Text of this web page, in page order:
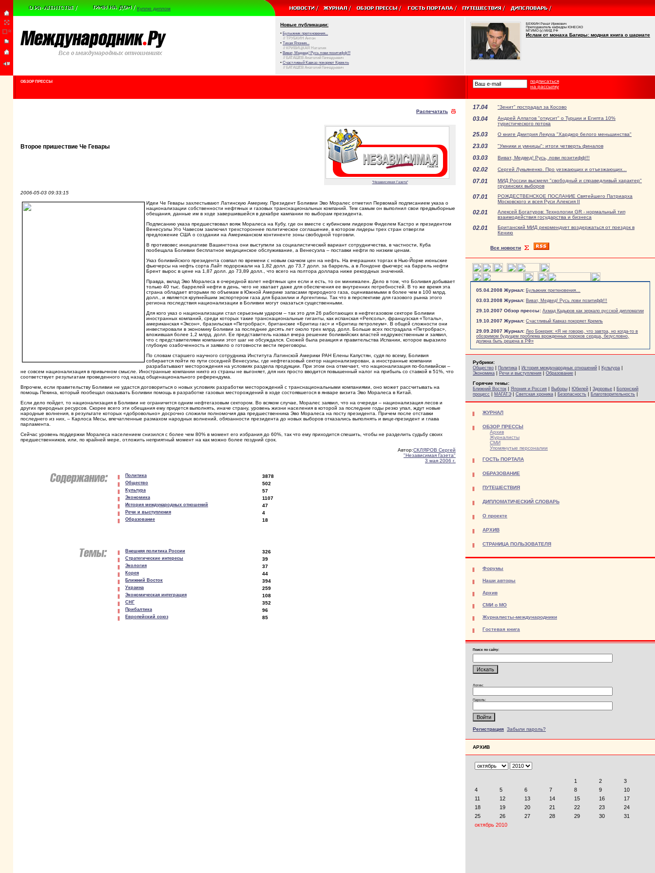
Куплю диплом
Новые публикации:
• Булыжник преткновения...
// ТРУБКИН Антон
• Тихая Япония...
// КРИВИЦКАЯ Наталия
• Виват, Медвед! Русь лови позитифф!!!
// БАТАШЕВ Анатолий Геннадьевич
• Счастливый Кавказ покоряет Кремль
// БАТАШЕВ Анатолий Геннадьевич
БЕККИН Ренат Ирикович
Преподаватель кафедры ЮНЕСКО
МГИМО (у) МИД РФ
Ислам от монаха Багиры: модная книга о шариате
ОБЗОР ПРЕССЫ
подписаться
на рассылку
Распечатать
Второе пришествие Че Гевары
"Независимая Газета"
2006-05-03 09:33:15
Идеи Че Гевары захлестывают Латинскую Америку. Президент Боливии Эво Моралес отметил Первомай подписанием указа о
национализации собственности нефтяных и газовых транснациональных компаний. Тем самым он выполнил свои предвыборные
обещания, данные им в ходе завершившейся в декабре кампании по выборам президента.
Подписанию указа предшествовал вояж Моралеса на Кубу, где он вместе с кубинским лидером Фиделем Кастро и президентом
Венесуэлы Уго Чавесом заключил трехстороннее политическое соглашение, в котором лидеры трех стран отвергли
предложение США о создании на Американском континенте зоны свободной торговли.
В противовес инициативе Вашингтона они выступили за социалистический вариант сотрудничества, в частности, Куба
пообещала Боливии бесплатное медицинское обслуживание, а Венесуэла – поставки нефти по низким ценам.
Указ боливийского президента совпал по времени с новым скачком цен на нефть. На вчерашних торгах в Нью-Йорке июньские
фьючерсы на нефть сорта Лайт подорожали на 1,82 долл. до 73,7 долл. за баррель, а в Лондоне фьючерс на баррель нефти
Брент вырос в цене на 1,87 долл. до 73,89 долл., что всего на полтора доллара ниже рекордных значений.
Правда, вклад Эво Моралеса в очередной взлет нефтяных цен если и есть, то он минимален. Дело в том, что Боливия добывает
только 40 тыс. баррелей нефти в день, чего не хватает даже для обеспечения ее внутренних потребностей. В то же время эта
страна обладает вторыми по объемам в Южной Америке запасами природного газа, оцениваемыми в более чем в 100 млрд.
долл., и является крупнейшим экспортером газа для Бразилии и Аргентины. Так что в перспективе для газового рынка этого
региона последствия национализации в Боливии могут оказаться существенными.
Для кого указ о национализации стал серьезным ударом – так это для 26 работающих в нефтегазовом секторе Боливии
иностранных компаний, среди которых такие транснациональные гиганты, как испанская «Репсоль», французская «Тоталь»,
американская «Эксон», бразильская «Петробрас», британские «Бритиш гас» и «Бритиш петролеум». В общей сложности они
инвестировали в экономику Боливии за последние десять лет около трех млрд. долл. Больше всех пострадала «Петробрас»,
вложившая более 1,2 млрд. долл. Ее представитель назвал вчера решение боливийских властей недружественным и заявил,
что с представителями компании этот шаг не обсуждался. Схожей была реакция и правительства Испании, которое выразило
глубокую озабоченность и заявило о готовности вести переговоры.
По словам старшего научного сотрудника Института Латинской Америки РАН Елены Капустян, судя по всему, Боливия
собирается пойти по пути соседней Венесуэлы, где нефтегазовый сектор национализирован, а иностранные компании
разрабатывают месторождения на условиях раздела продукции. При этом она отмечает, что национализация по-боливийски –
не совсем национализация в привычном смысле. Иностранные компании никто из страны не выгоняет, для них просто вводится повышенный налог на прибыль со ставкой в 51%, что
соответствует результатам проведенного год назад общенационального референдума.
Впрочем, если правительству Боливии не удастся договориться о новых условиях разработки месторождений с транснациональными компаниями, оно может рассчитывать на
помощь Пекина, который пообещал оказывать Боливии помощь в разработке газовых месторождений в ходе состоявшегося в январе визита Эво Моралеса в Китай.
Если дело пойдет, то национализация в Боливии не ограничится одним нефтегазовым сектором. Во всяком случае, Моралес заявил, что на очереди – национализация лесов и
других природных ресурсов. Скорее всего эти обещания ему придется выполнять, иначе страну, уровень жизни населения в которой за последние годы резко упал, ждут новые
народные волнения, в результате которых «добровольно» досрочно сложили полномочия два предшественника Эво Моралеса на посту президента. Причем после отставки
последнего из них, – Карлоса Месы, впечатленные размахом народных волнений, обязанности президента до новых выборов отказались выполнять и вице-президент и глава
парламента.
Сейчас уровень поддержки Моралеса населением снизился с более чем 80% в момент его избрания до 60%, так что ему приходится спешить, чтобы не разделить судьбу своих
предшественников, или, по крайней мере, отложить неприятный момент на как можно более поздний срок.
Автор:СКЛЯРОВ Сергей
"Независимая Газета"
3 мая 2006 г.
Политика 3878
Общество 502
Культура 57
Экономика 1107
История международных отношений 47
Речи и выступления 4
Образование 18
Внешняя политика России 326
Стратегические интересы 39
Экология 37
Корея 44
Ближний Восток 394
Украина 259
Экономическая интеграция 108
СНГ 352
Прибалтика 96
Европейский союз 85
17.04 "Зенит" пострадал за Косово
03.04
Андрей Алпатов "откусит" о Турции и Египта 10%
туристического потока
25.03 О книге Дмитрия Лекуха "Хардкор белого меньшинства"
23.03 "Умники и умницы": итоги четверть финалов
03.03 Виват, Медвед! Русь, лови позитифф!!!
02.02 Сергей Лукьяненко. Про уезжающих и отъезжающих...
07.01
МИД России высмеял "свободный и справедливый характер"
грузинских выборов
07.01
РОЖДЕСТВЕНСКОЕ ПОСЛАНИЕ Святейшего Патриарха
Московского и всея Руси Алексия II
02.01
Алексей Богатуров: Технологии GR - нормальный тип
взаимодействия государства и бизнеса
02.01
Британский МИД рекомендует воздержаться от поездок в
Кению
Все новости
05.04.2008 Журнал: Булыжник преткновения...
03.03.2008 Журнал: Виват, Медвед! Русь лови позитифф!!!
29.10.2007 Обзор прессы: Ахмад Кадыров как зеркало русской дипломатии
19.10.2007 Журнал: Счастливый Кавказ покоряет Кремль
29.09.2007 Журнал: Лео Бокерия: «Я не говорю, что завтра, но когда-то в
обозримом будущем проблема врожденных пороков сердца, безусловно,
должна быть решена в РФ»
Рубрики:
Общество | Политика | История международных отношений | Культура |
Экономика | Речи и выступления | Образование |
Горячие темы:
Ближний Восток | Япония и Россия | Выборы | Юбилей | Здоровье | Болонский
процесс | МАГАТЭ | Светская хроника | Безопасность | Благотворительность |
ЖУРНАЛ
ОБЗОР ПРЕССЫ
Архив
Журналисты
СМИ
Упомянутые персоналии
ГОСТЬ ПОРТАЛА
ОБРАЗОВАНИЕ
ПУТЕШЕСТВИЯ
ДИПЛОМАТИЧЕСКИЙ СЛОВАРЬ
О проекте
АРХИВ
СТРАНИЦА ПОЛЬЗОВАТЕЛЯ
Форумы
Наши авторы
Архив
СМИ о МО
Журналисты-международники
Гостевая книга
Поиск по сайту:
Логин:
Пароль:
Регистрация Забыли пароль?
АРХИВ